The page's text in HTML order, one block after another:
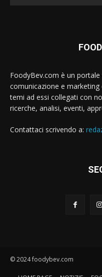
FoodyBev.com è un
comunicazione e
temi ad essi collegati con
ricerche, analisi, eventi,
Contattaci scrivendo a:
© 2024 foodybev.com